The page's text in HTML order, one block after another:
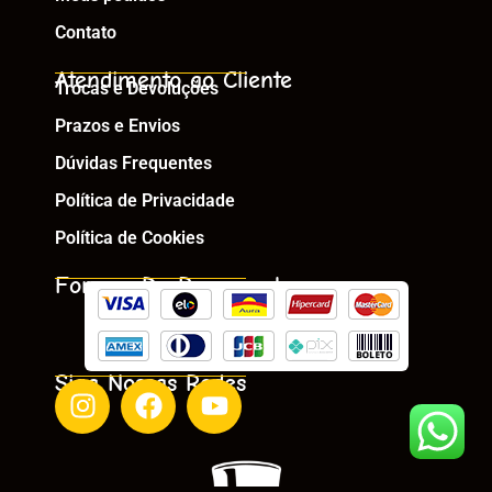
Contato
Atendimento ao Cliente
Trocas e Devoluções
Prazos e Envios
Dúvidas Frequentes
Política de Privacidade
Política de Cookies
Formas De Pagamento
Siga Nossas Redes